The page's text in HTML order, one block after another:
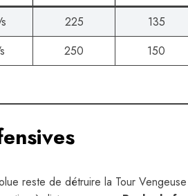
225 135
250 150
reste de détruire la Tour